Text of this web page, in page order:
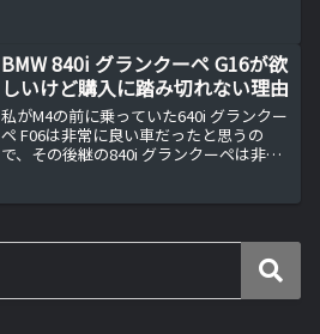
BMW 840i グランクーペ G16が欲
しいけど購入に踏み切れない理由
私がM4の前に乗っていた640i グランクー
ペ F06は非常に良い車だったと思うの
で、その後継の840i グランクーペは非常